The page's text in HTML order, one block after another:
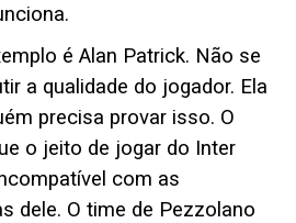
é Alan Patrick. Não se
a qualidade do jogador. Ela
precisa provar isso. O
o jeito de jogar do Inter
com as
dele. O time de Pezzolano